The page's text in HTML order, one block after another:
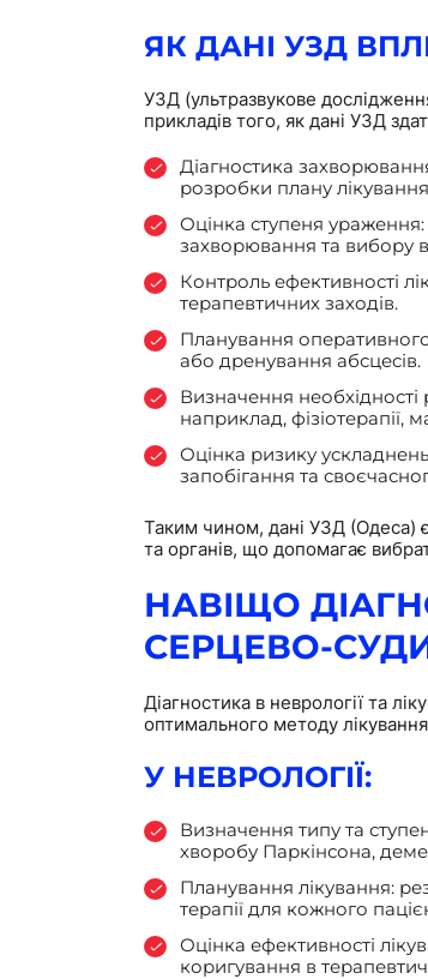
ЯК ДАНІ УЗД
УЗД (ультразвукове
прикладів того, як дані УЗД
Діагностика
розробки плану
Оцінка ступеня
захворювання та вибору
Контроль ефективності
терапевтичних заходів.
Планування
або дренування абсцесів.
Визначення необхідності
наприклад, фізіотерапії,
Оцінка ризику
запобігання та
Таким чином, дані УЗД (Одеса) є
та органів, що допомагає
НАВІЩО
СЕРЦЕВО-
Діагностика в неврології та
оптимального методу
У НЕВРОЛОГІЇ:
Визначення типу та
хворобу Паркінсона,
Планування лікування:
терапії для кожного
Оцінка ефективності
коригування в